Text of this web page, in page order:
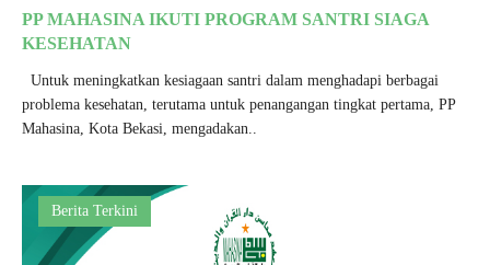
PP MAHASINA IKUTI PROGRAM SANTRI SIAGA
KESEHATAN
Untuk meningkatkan kesiagaan santri dalam menghadapi berbagai
problema kesehatan, terutama untuk penangangan tingkat pertama, PP
Mahasina, Kota Bekasi, mengadakan..
Berita Terkini